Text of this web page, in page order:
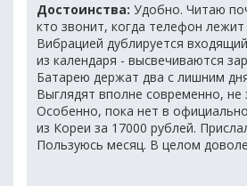
Достоинства: Удобно. Читаю
кто звонит, когда телефон лежит
Вибрацией дублируется
из календаря - высвечиваются
Батарею держат два с лишним
Выглядят вполне современно, не
Особенно, пока нет в
из Кореи за 17000 рублей.
Пользуюсь месяц. В целом